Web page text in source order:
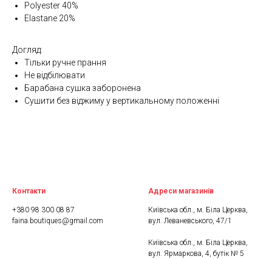
Polyester 40%
Elastane 20%
Догляд:
Тільки ручне прання
Не відбілювати
Барабана сушка заборонена
Сушити без віджиму у вертикальному положенні
Контакти
+380 98 300 08 87
faina.boutiques@gmail.com
Адреси магазинів
Київська обл., м. Біла Церква,
вул. Леваневського, 47/1
Київська обл., м. Біла Церква,
вул. Ярмаркова, 4, бутік № 5